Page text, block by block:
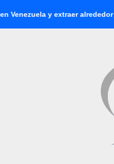
alrededor de 420.000